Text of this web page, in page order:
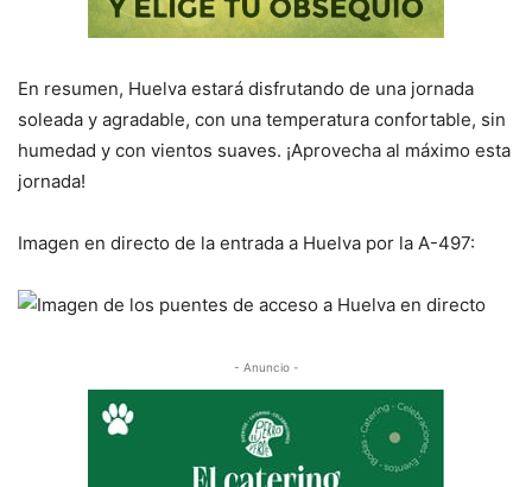
En resumen, Huelva estará disfrutando de una jornada
soleada y agradable, con una temperatura confortable, sin
humedad y con vientos suaves. ¡Aprovecha al máximo esta
jornada!
Imagen en directo de la entrada a Huelva por la A-497:
- Anuncio -